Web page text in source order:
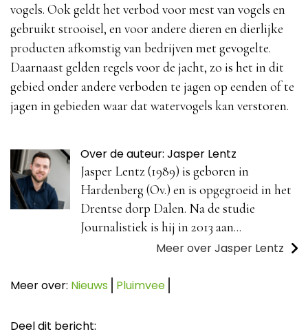
vogels. Ook geldt het verbod voor mest van vogels en
gebruikt strooisel, en voor andere dieren en dierlijke
producten afkomstig van bedrijven met gevogelte.
Daarnaast gelden regels voor de jacht, zo is het in dit
gebied onder andere verboden te jagen op eenden of te
jagen in gebieden waar dat watervogels kan verstoren.
Over de auteur: Jasper Lentz
Jasper Lentz (1989) is geboren in
Hardenberg (Ov.) en is opgegroeid in het
Drentse dorp Dalen. Na de studie
Journalistiek is hij in 2013 aan...
Meer over Jasper Lentz
Meer over: Nieuws Pluimvee
Deel dit bericht: